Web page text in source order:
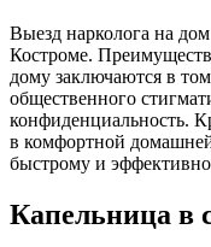
Выезд нарколога на
Костроме.
дому заключаются в
общественного
конфиденциальность.
в комфортной домашней
быстрому и
Капельница в